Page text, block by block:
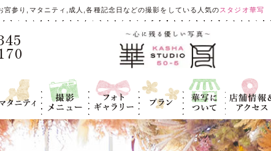
参り,マタニティ,成人,各種記念日などの撮影をしている人気のスタジオ華写
タニティ
撮影メニュ
ー
フォトギャラ
リー
プラン
華写につい
て
店舗情報＆ア
クセス